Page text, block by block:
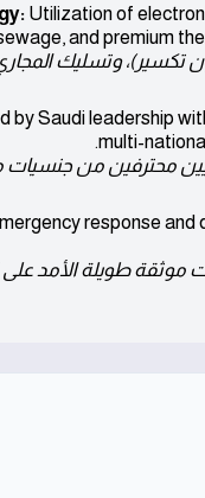
Utilization of
and premium
تكسير)، وتسليك
by Saudi leadership
multi-
سعودي بخبرة تتجاوز 15 عاماً مع فنيين
response and
طويلة الأمد على